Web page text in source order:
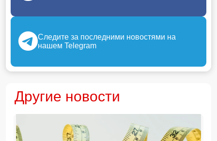
Следите за последними новостями на
нашем Telegram
Другие новости